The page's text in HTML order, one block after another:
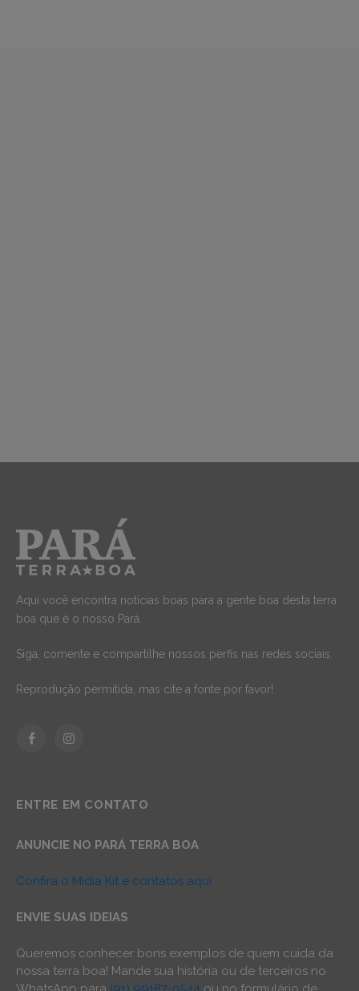
Aqui você encontra notícias boas para a gente boa desta terra
boa que é o nosso Pará.
Siga, comente e compartilhe nossos perfis nas redes sociais.
Reprodução permitida, mas cite a fonte por favor!
FacebookInstagram
ENTRE EM CONTATO
ANUNCIE NO PARÁ TERRA BOA
Confira o Mídia Kit e contatos aqui
ENVIE SUAS IDEIAS
Queremos conhecer bons exemplos de quem cuida da
nossa terra boa! Mande sua história ou de terceiros no